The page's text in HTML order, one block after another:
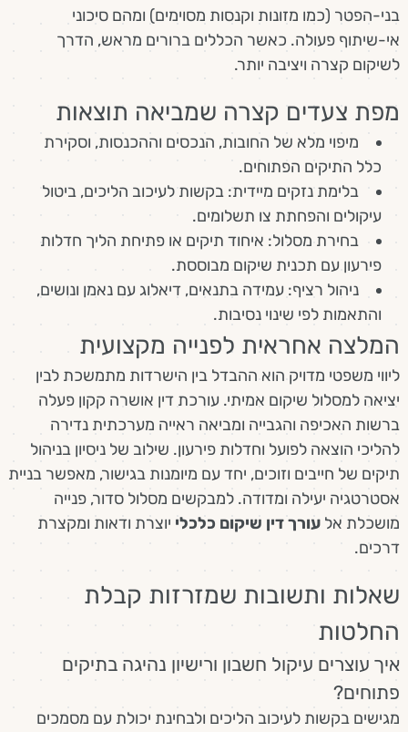
בני-הפטר (כמו מזונות וקנסות מסוימים) ומהם סיכוני
אי-שיתוף פעולה. כאשר הכללים ברורים מראש, הדרך
לשיקום קצרה ויציבה יותר.
מפת צעדים קצרה שמביאה תוצאות
מיפוי מלא של החובות, הנכסים וההכנסות, וסקירת
כלל התיקים הפתוחים.
בלימת נזקים מיידית: בקשות לעיכוב הליכים, ביטול
עיקולים והפחתת צו תשלומים.
בחירת מסלול: איחוד תיקים או פתיחת הליך חדלות
פירעון עם תכנית שיקום מבוססת.
ניהול רציף: עמידה בתנאים, דיאלוג עם נאמן ונושים,
והתאמות לפי שינוי נסיבות.
המלצה אחראית לפנייה מקצועית
ליווי משפטי מדויק הוא ההבדל בין הישרדות מתמשכת לבין
יציאה למסלול שיקום אמיתי. עורכת דין אושרה קקון פעלה
ברשות האכיפה והגבייה ומביאה ראייה מערכתית נדירה
להליכי הוצאה לפועל וחדלות פירעון. שילוב של ניסיון בניהול
תיקים של חייבים וזוכים, יחד עם מיומנות בגישור, מאפשר בניית
אסטרטגיה יעילה ומדודה. למבקשים מסלול סדור, פנייה
מושכלת אל עורך דין שיקום כלכלי יוצרת ודאות ומקצרת
דרכים.
שאלות ותשובות שמזרזות קבלת
החלטות
איך עוצרים עיקול חשבון ורישיון נהיגה בתיקים
פתוחים?
מגישים בקשות לעיכוב הליכים ולבחינת יכולת עם מסמכים